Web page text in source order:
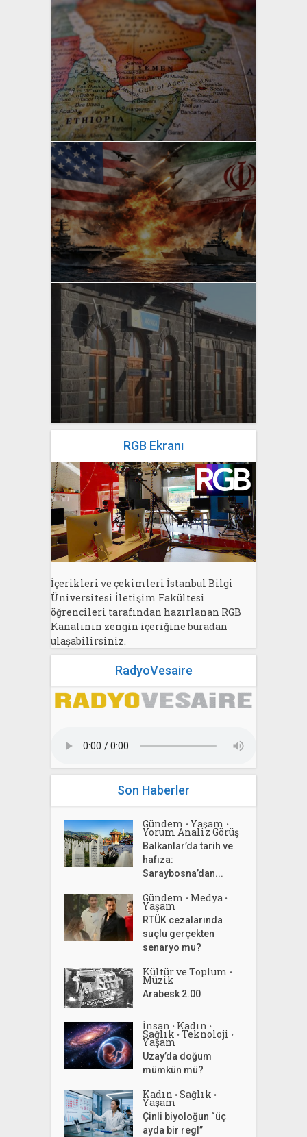
yazan
Bahri Ak
yazan
Bahri Ak
yazan
Bahri Ak
RGB Ekranı
İçerikleri ve çekimleri İstanbul Bilgi
Üniversitesi İletişim Fakültesi
öğrencileri tarafından hazırlanan RGB
Kanalının zengin içeriğine buradan
ulaşabilirsiniz.
RadyoVesaire
Son Haberler
Gündem • Yaşam •
Yorum Analiz Görüş
Balkanlar’da tarih ve
hafıza:
Saraybosna’dan...
Gündem • Medya •
Yaşam
RTÜK cezalarında
suçlu gerçekten
senaryo mu?
Kültür ve Toplum •
Müzik
Arabesk 2.00
İnsan • Kadın •
Sağlık • Teknoloji •
Yaşam
Uzay’da doğum
mümkün mü?
Kadın • Sağlık •
Yaşam
Çinli biyoloğun “üç
ayda bir regl”